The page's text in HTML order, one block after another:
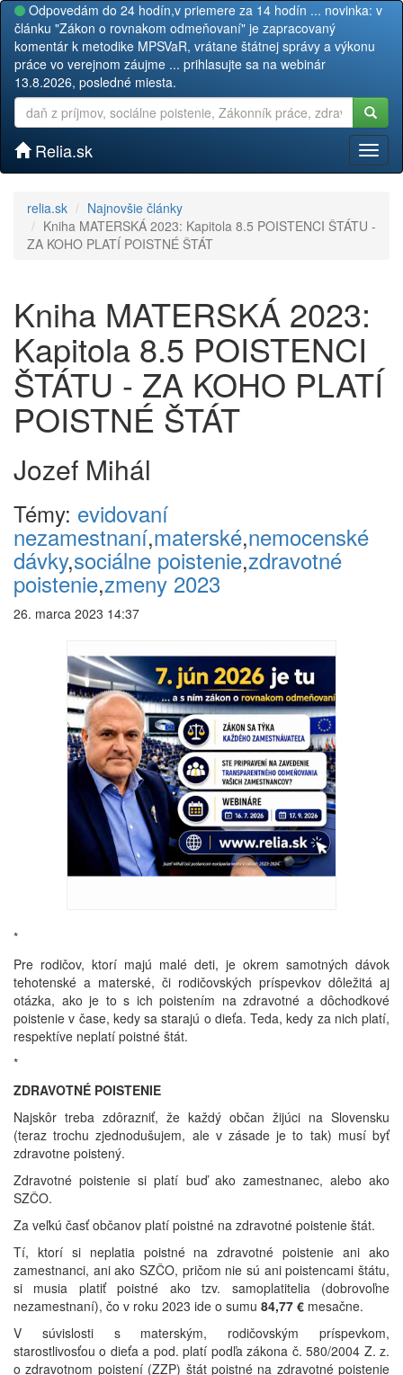
Odpovedám do 24 hodín,v priemere za 14 hodín ... novinka: v
článku "Zákon o rovnakom odmeňovaní" je zapracovaný
komentár k metodike MPSVaR, vrátane štátnej správy a výkonu
práce vo verejnom záujme ... prihlasujte sa na webinár
13.8.2026, posledné miesta.
Relia.sk
relia.sk
Najnovšie články
Kniha MATERSKÁ 2023: Kapitola 8.5 POISTENCI ŠTÁTU -
ZA KOHO PLATÍ POISTNÉ ŠTÁT
Kniha MATERSKÁ 2023:
Kapitola 8.5 POISTENCI
ŠTÁTU - ZA KOHO PLATÍ
POISTNÉ ŠTÁT
Jozef Mihál
Témy: evidovaní
nezamestnaní,materské,nemocenské
dávky,sociálne poistenie,zdravotné
poistenie,zmeny 2023
26. marca 2023 14:37
*
Pre rodičov, ktorí majú malé deti, je okrem samotných dávok
tehotenské a materské, či rodičovských príspevkov dôležitá aj
otázka, ako je to s ich poistením na zdravotné a dôchodkové
poistenie v čase, kedy sa starajú o dieťa. Teda, kedy za nich platí,
respektíve neplatí poistné štát.
*
ZDRAVOTNÉ POISTENIE
Najskôr treba zdôrazniť, že každý občan žijúci na Slovensku
(teraz trochu zjednodušujem, ale v zásade je to tak) musí byť
zdravotne poistený.
Zdravotné poistenie si platí buď ako zamestnanec, alebo ako
SZČO.
Za veľkú časť občanov platí poistné na zdravotné poistenie štát.
Tí, ktorí si neplatia poistné na zdravotné poistenie ani ako
zamestnanci, ani ako SZČO, pričom nie sú ani poistencami štátu,
si musia platiť poistné ako tzv. samoplatitelia (dobrovoľne
nezamestnaní), čo v roku 2023 ide o sumu 84,77 € mesačne.
V súvislosti s materským, rodičovským príspevkom,
starostlivosťou o dieťa a pod. platí podľa zákona č. 580/2004 Z. z.
o zdravotnom poistení (ZZP) štát poistné na zdravotné poistenie